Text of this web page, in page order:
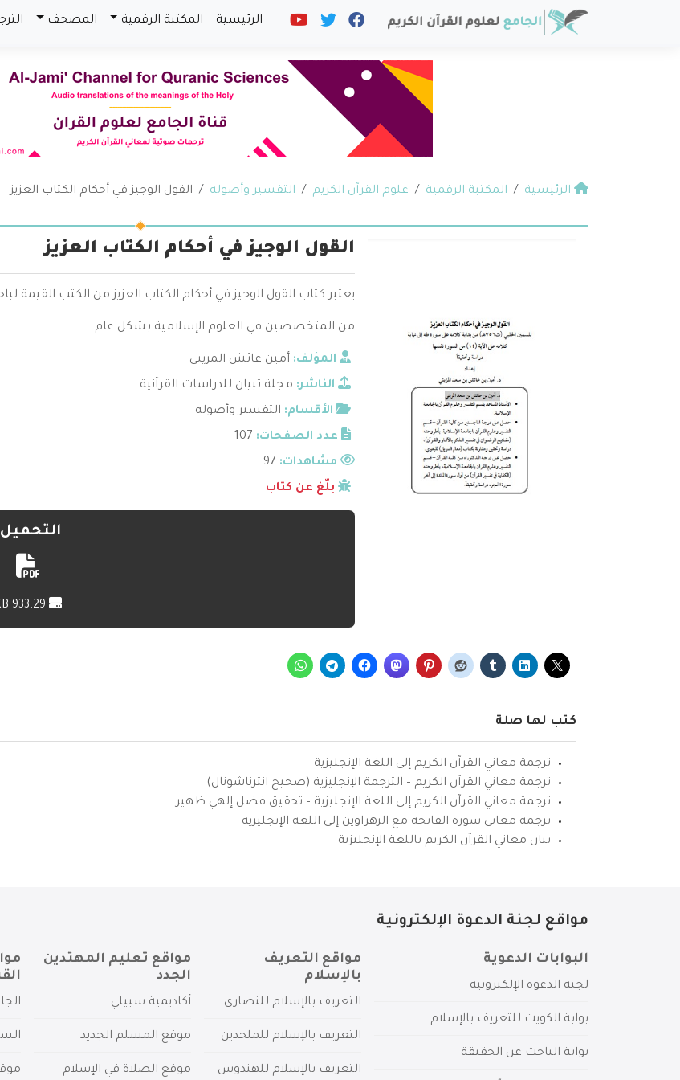
الرئيسية المكتبة الرقمية المصحف
الرئيسية المكتبة الرقمية علوم القرآن الكريم التفسير وأصوله القول الوجيز في أحكام الكتاب العزيز
القول الوجيز في أحكام الكتاب العزيز
يعتبر كتاب القول الوجيز في أحكام الكتاب العزيز من الكتب القيمة
من المتخصصين في العلوم الإسلامية بشكل عام
المؤلف: أمين عائش المزيني
الناشر: مجلة تبيان للدراسات القرآنية
الأقسام: التفسير وأصوله
عدد الصفحات: 107
مشاهدات:
بلّغ عن كتاب
التحميل
كتب لها صلة
ترجمة معاني القرآن الكريم إلى اللغة الإنجليزية
ترجمة معاني القرآن الكريم – الترجمة الإنجليزية (صحيح انترناشونال)
ترجمة معاني القرآن الكريم إلى اللغة الإنجليزية – تحقيق فضل إلهي ظهير
ترجمة معاني سورة الفاتحة مع الزهراوين إلى اللغة الإنجليزية
بيان معاني القرآن الكريم باللغة الإنجليزية
مواقع لجنة الدعوة الإلكترونية
البوابات الدعوية
لجنة الدعوة الإلكترونية
بوابة الكويت للتعريف بالإسلام
بوابة الباحث عن الحقيقة
مواقع التعريف
بالإسلام
التعريف بالإسلام للنصارى
التعريف بالإسلام للملحدين
التعريف بالإسلام للهندوس
مواقع تعليم المهتدين
الجدد
أكاديمية سبيلي
موقع المسلم الجديد
موقع الصلاة في الإسلام